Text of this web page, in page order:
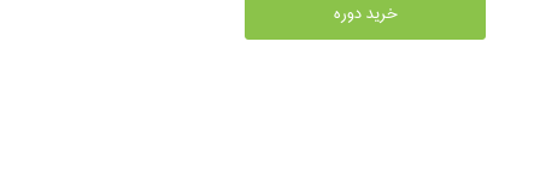
خرید دوره